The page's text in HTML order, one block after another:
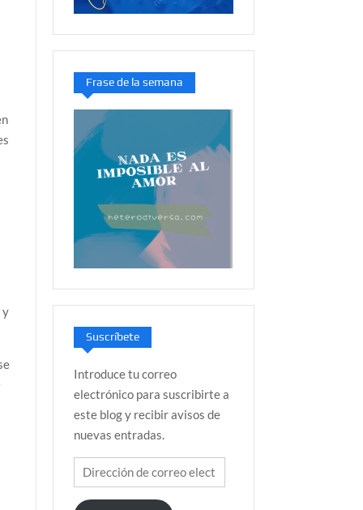
y
Frase de la semana
Suscríbete
Introduce tu correo
electrónico para suscribirte a
este blog y recibir avisos de
nuevas entradas.
Dirección
de
correo